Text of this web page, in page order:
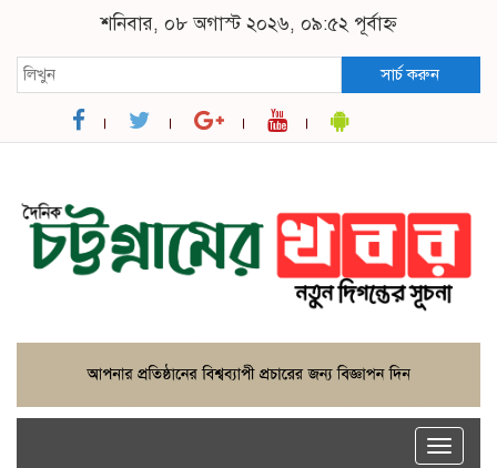
শনিবার, ০৮ অগাস্ট ২০২৬, ০৯:৫২ পূর্বাহ্ন
সার্চ করুন
Toggle